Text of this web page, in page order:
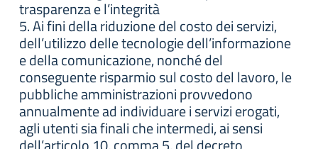
trasparenza e l’integrità
5. Ai fini della riduzione del costo dei servizi,
dell’utilizzo delle tecnologie dell’informazione
e della comunicazione, nonché del
conseguente risparmio sul costo del lavoro, le
pubbliche amministrazioni provvedono
annualmente ad individuare i servizi erogati,
agli utenti sia finali che intermedi, ai sensi